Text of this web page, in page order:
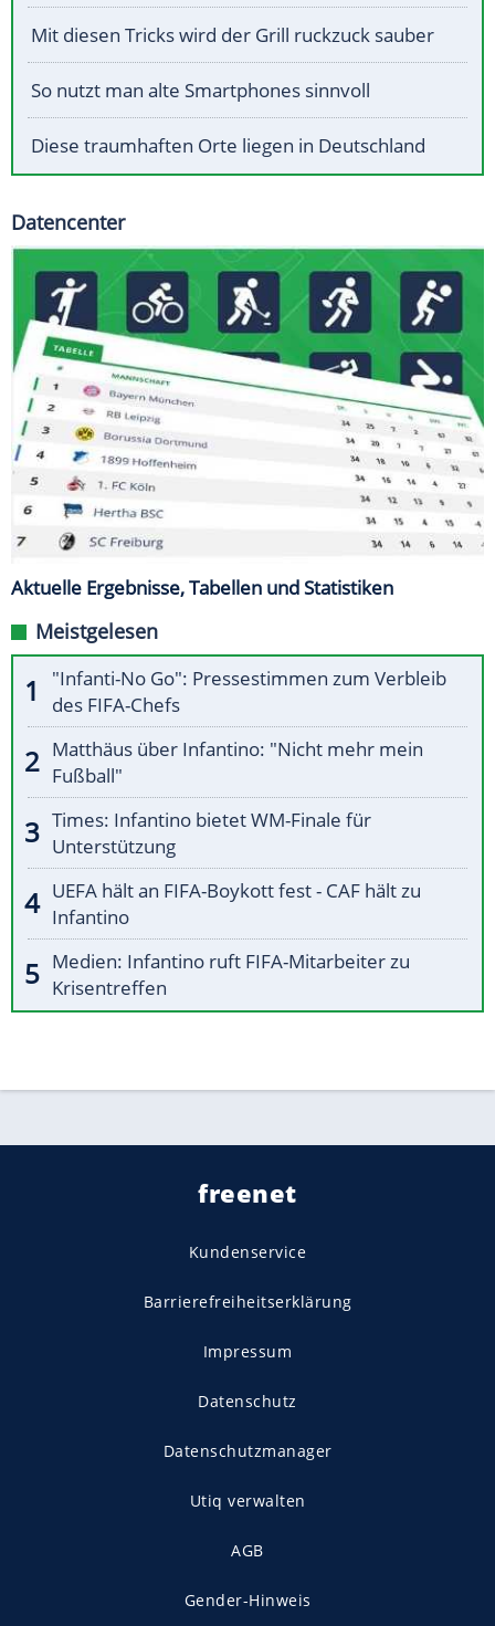
Mit diesen Tricks wird der Grill ruckzuck sauber
So nutzt man alte Smartphones sinnvoll
Diese traumhaften Orte liegen in Deutschland
Datencenter
Aktuelle Ergebnisse, Tabellen und Statistiken
Meistgelesen
"Infanti-No Go": Pressestimmen zum Verbleib
des FIFA-Chefs
Matthäus über Infantino: "Nicht mehr mein
Fußball"
Times: Infantino bietet WM-Finale für
Unterstützung
UEFA hält an FIFA-Boykott fest - CAF hält zu
Infantino
Medien: Infantino ruft FIFA-Mitarbeiter zu
Krisentreffen
freenet
Kundenservice
Barrierefreiheitserklärung
Impressum
Datenschutz
Datenschutzmanager
Utiq verwalten
AGB
Gender-Hinweis